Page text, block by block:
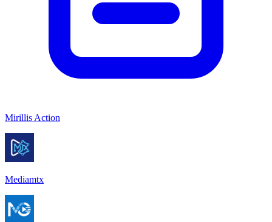
Mirillis Action
Mediamtx